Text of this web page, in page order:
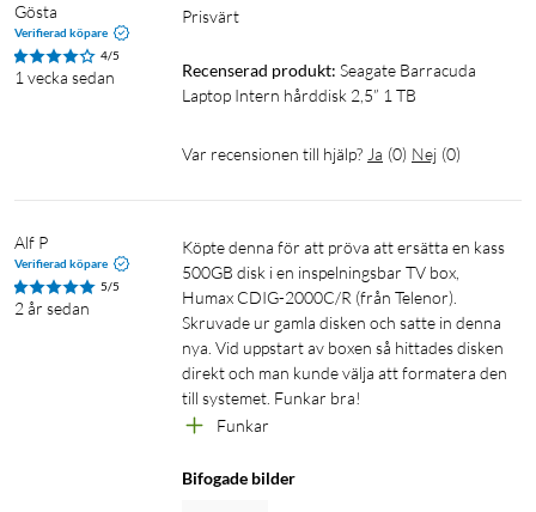
Gösta
Verifierad köpare
4/5
1 vecka sedan
Prisvärt
Recenserad produkt: Seagate Barracuda
Laptop Intern hårddisk 2,5” 1 TB
Var recensionen till hjälp? Ja (0) Nej (0)
Alf P
Verifierad köpare
5/5
2 år sedan
Köpte denna för att pröva att ersätta en kass
500GB disk i en inspelningsbar TV box,
Humax CDIG-2000C/R (från Telenor).
Skruvade ur gamla disken och satte in denna
nya. Vid uppstart av boxen så hittades disken
direkt och man kunde välja att formatera den
till systemet. Funkar bra!
Funkar
Bifogade bilder